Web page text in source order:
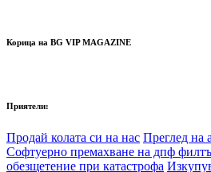
Корица на BG VIP MAGAZINE
Приятели:
Продай колата си на нас Преглед на
Софтуерно премахване на дпф
обезщетение при катастрофа